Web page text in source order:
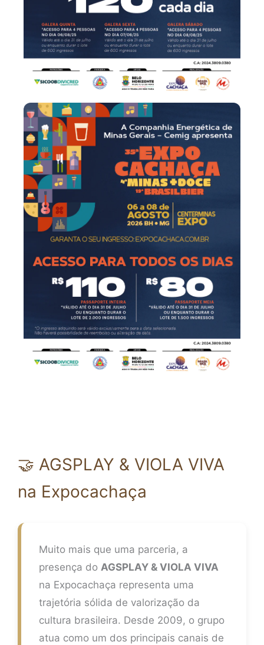
🤝 AGSPLAY & VIOLA VIVA
na Expocachaça
Muito mais que uma parceria, a
presença do AGSPLAY & VIOLA VIVA
na Expocachaça representa uma
trajetória sólida de valorização da
cultura brasileira. Desde 2009, o grupo
atua como um dos principais canais de